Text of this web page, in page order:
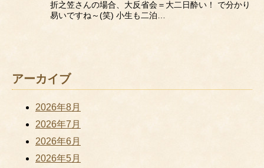
折之笠さんの場合、大反省会＝大二日酔い！ で分かり
易いですね～(笑) 小生も二泊…
アーカイブ
2026年8月
2026年7月
2026年6月
2026年5月